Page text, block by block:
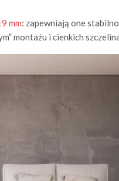
mm: zapewniają one
montażu i cienkich